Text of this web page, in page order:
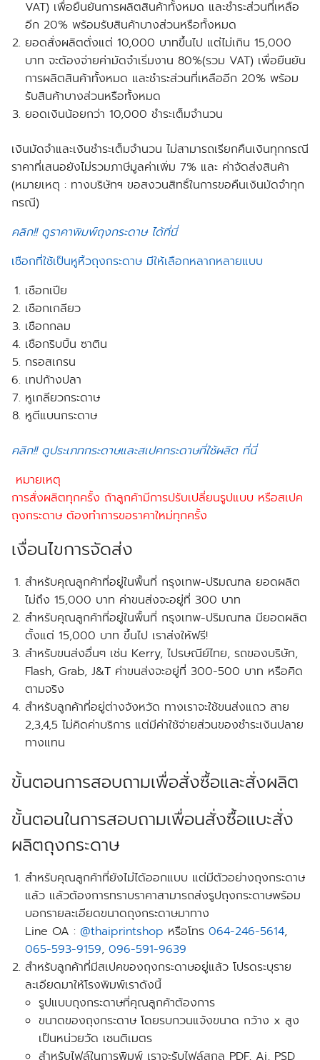
VAT) เพื่อยืนยันการผลิตสินค้าทั้งหมด และชำระส่วนที่เหลือ
อีก 20% พร้อมรับสินค้าบางส่วนหรือทั้งหมด
ยอดสั่งผลิตตั่งแต่ 10,000 บาทขึ้นไป แต่ไม่เกิน 15,000
บาท จะต้องจ่ายค่ามัดจำเริ่มงาน 80%(รวม VAT) เพื่อยืนยัน
การผลิตสินค้าทั้งหมด และชำระส่วนที่เหลืออีก 20% พร้อม
รับสินค้าบางส่วนหรือทั้งหมด
ยอดเงินน้อยกว่า 10,000 ชำระเต็มจำนวน
เงินมัดจำและเงินชำระเต็มจำนวน ไม่สามารถเรียกคืนเงินทุกกรณี
ราคาที่เสนอยังไม่รวมภาษีมูลค่าเพิ่ม 7% และ ค่าจัดส่งสินค้า
(หมายเหตุ : ทางบริษัทฯ ขอสงวนสิทธิ์ในการขอคืนเงินมัดจำทุก
กรณี)
คลิก!! ดูราคาพิมพ์ถุงกระดาษ ได้ที่นี่
เชือกที่ใช้เป็นหูหิ้วถุงกระดาษ มีให้เลือกหลากหลายแบบ
เชือกเปีย
เชือกเกลียว
เชือกกลม
เชือกริบบิ้น ซาติน
กรอสเกรน
เทปก้างปลา
หูเกลียวกระดาษ
หูตีแบนกระดาษ
คลิก!! ดูประเภทกระดาษและสเปคกระดาษที่ใช้ผลิต ที่นี่
หมายเหตุ
การสั่งผลิตทุกครั้ง ถ้าลูกค้ามีการปรับเปลี่ยนรูปแบบ หรือสเปค
ถุงกระดาษ ต้องทำการขอราคาใหม่ทุกครั้ง
เงื่อนไขการจัดส่ง
สำหรับคุณลูกค้าที่อยู่ในพื้นที่ กรุงเทพ-ปริมณฑลยอดผลิต
ไม่ถึง 15,000 บาท ค่าขนส่งจะอยู่ที่ 300 บาท
สำหรับคุณลูกค้าที่อยู่ในพื้นที่ กรุงเทพ-ปริมณฑล มียอดผลิต
ตั้งแต่ 15,000 บาท ขึ้นไป เราส่งให้ฟรี!
สำหรับขนส่งอื่นๆ เช่น Kerry, ไปรษณีย์ไทย, รถของบริษัท,
Flash, Grab, J&T ค่าขนส่งจะอยู่ที่ 300-500 บาท หรือคิด
ตามจริง
สำหรับลูกค้าที่อยู่ต่างจังหวัด ทางเราจะใช้ขนส่งแถว สาย
2,3,4,5 ไม่คิดค่าบริการ แต่มีค่าใช้จ่ายส่วนของชำระเงินปลาย
ทางแทน
ขั้นตอนการสอบถามเพื่อสั่งซื้อและสั่งผลิต
ขั้นตอนในการสอบถามเพื่อนสั่งซื้อแบะสั่ง
ผลิตถุงกระดาษ
สำหรับคุณลูกค้าที่ยังไม่ได้ออกแบบ แต่มีตัวอย่างถุงกระดาษ
แล้ว แล้วต้องการทราบราคาสามารถส่งรูปถุงกระดาษพร้อม
บอกรายละเอียดขนาดถุงกระดาษมาทาง
Line OA : @thaiprintshop หรือโทร064-246-5614,
065-593-9159,096-591-9639
สำหรับลูกค้าที่มีสเปคของถุงกระดาษอยู่แล้ว โปรดระบุราย
ละเอียดมาให้โรงพิมพ์เราดังนี้
รูปแบบถุงกระดาษที่คุณลูกค้าต้องการ
ขนาดของถุงกระดาษ โดยรบกวนแจ้งขนาด กว้าง x สูง
เป็นหน่วยวัด เซนติเมตร
สำหรับไฟล์ในการพิมพ์ เราจะรับไฟล์สกุล PDF, Ai, PSD